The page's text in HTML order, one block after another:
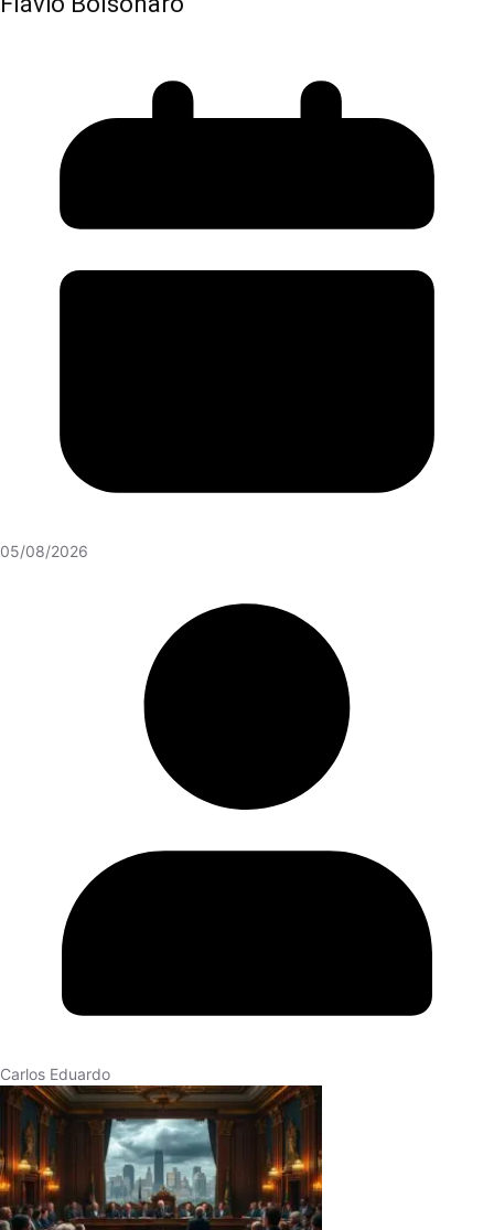
05/08/2026
Carlos Eduardo